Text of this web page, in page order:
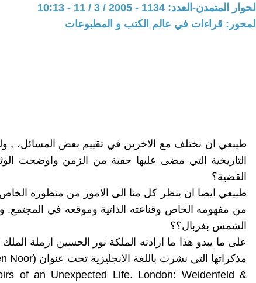
الحوار المتمدن-العدد: 1134 - 2005 / 3 / 11 - 10:13
المحور: قراءات في عالم الكتب و المطبوعات
طيبعي ان نختلف مع الاخرين في تقييم بعض المسائل، ,
التاريخية التي مضى عليها حقبة من الزمن واوضحت
القضية؟
طبيعي ايضا ان ينظر كل منا الى الامور من منظوره الخاص
من مفهومه الخاص وقناعته الذاتية وموقعه في
الشمس بغربال؟؟
على ما يبدو هذا ما ارادته الملكة نور الحسين ارملة
مذكراتها التي نشرت باللغة الانجليزية تحت عنوان (Queen Noor.
of an Unexpected Life. London: Weidenfeld &